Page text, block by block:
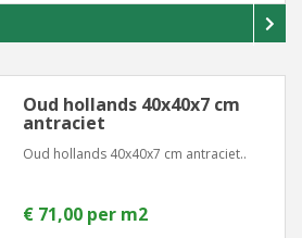
Oud hollands 40x40x7 cm
antraciet
Oud hollands 40x40x7 cm antraciet..
€ 71,00 per m2